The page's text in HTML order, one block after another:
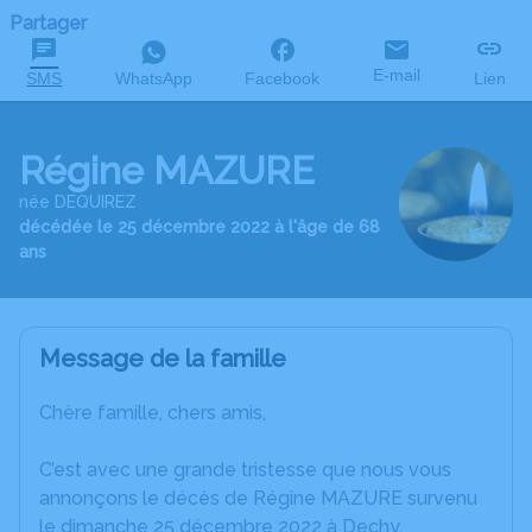
Partager
SMS WhatsApp Facebook E-mail Lien
Régine MAZURE
née DEQUIREZ
décédée le 25 décembre 2022 à l'âge de 68
ans
Message de la famille
Chère famille, chers amis,
C’est avec une grande tristesse que nous vous
annonçons le décès de Régine MAZURE survenu
le dimanche 25 décembre 2022 à Dechy.